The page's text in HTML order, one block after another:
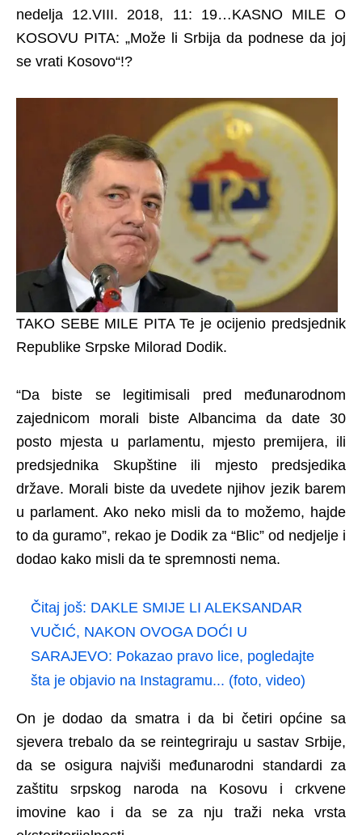
nedelja 12.VIII. 2018, 11: 19…KASNO MILE O
KOSOVU PITA: „Može li Srbija da podnese da joj
se vrati Kosovo“!?
TAKO SEBE MILE PITA Te je ocijenio predsjednik
Republike Srpske Milorad Dodik.
“Da biste se legitimisali pred međunarodnom
zajednicom morali biste Albancima da date 30
posto mjesta u parlamentu, mjesto premijera, ili
predsjednika Skupštine ili mjesto predsjedika
države. Morali biste da uvedete njihov jezik barem
u parlament. Ako neko misli da to možemo, hajde
to da guramo”, rekao je Dodik za “Blic” od nedjelje i
dodao kako misli da te spremnosti nema.
Čitaj još: DAKLE SMIJE LI ALEKSANDAR
VUČIĆ, NAKON OVOGA DOĆI U
SARAJEVO: Pokazao pravo lice, pogledajte
šta je objavio na Instagramu... (foto, video)
On je dodao da smatra i da bi četiri općine sa
sjevera trebalo da se reintegriraju u sastav Srbije,
da se osigura najviši međunarodni standardi za
zaštitu srpskog naroda na Kosovu i crkvene
imovine kao i da se za nju traži neka vrsta